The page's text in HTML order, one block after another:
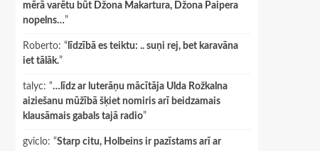
mērā varētu būt Džona Makartura, Džona Paipera
nopelns…”
Roberto: “ līdzībā es teiktu: .. suņi rej, bet karavāna
iet tālāk.”
talyc: “…līdz ar luterāņu mācītāja Ulda Rožkalna
aiziešanu mūžībā šķiet nomiris arī beidzamais
klausāmais gabals tajā radio”
gviclo: “Starp citu, Holbeins ir pazīstams arī ar